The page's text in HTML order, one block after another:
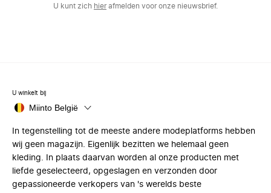
U kunt zich hierafmelden voor onze nieuwsbrief.
U winkelt bij
Miinto België
In tegenstelling tot de meeste andere modeplatforms hebben
wij geen magazijn. Eigenlijk bezitten we helemaal geen
kleding. In plaats daarvan worden al onze producten met
liefde geselecteerd, opgeslagen en verzonden door
gepassioneerde verkopers van 's werelds beste